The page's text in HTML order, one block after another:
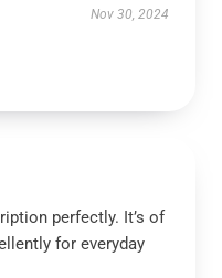
Nov 30, 2024
perfectly. It’s of
for everyday